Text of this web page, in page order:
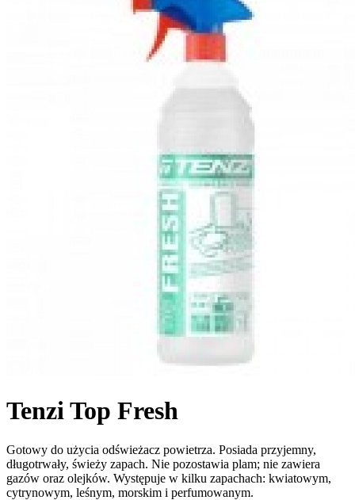
Tenzi Top Fresh
Gotowy do użycia odświeżacz powietrza. Posiada przyjemny,
długotrwały, świeży zapach. Nie pozostawia plam; nie zawiera
gazów oraz olejków. Występuje w kilku zapachach: kwiatowym,
cytrynowym, leśnym, morskim i perfumowanym.